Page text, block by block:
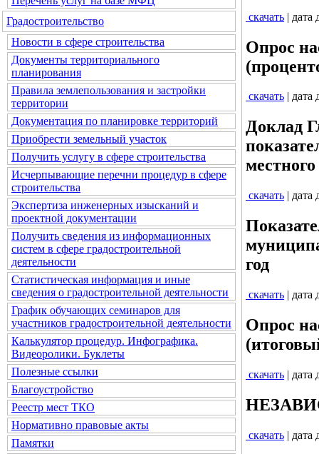
Градостроительство
Новости в сфере строительства
Документы территориального
планирования
Правила землепользования и застройки
территории
Документация по планировке территорий
Приобрести земельный участок
Получить услугу в сфере строительства
Исчерпывающие перечни процедур в сфере
строительства
Экспертиза инженерных изысканий и
проектной документации
Получить сведения из информационных
систем в сфере градостроительной
деятельности
Статистическая информация и иные
сведения о градостроительной деятельности
График обучающих семинаров для
участников градостроительной деятельности
Калькулятор процедур. Инфографика.
Видеоролики. Буклеты
Полезные ссылки
Благоустройство
Реестр мест ТКО
Нормативно правовые акты
Памятки
скачать | дата
Опрос
скачать | дата
Доклад
скачать | дата
год
скачать | дата
Опрос
скачать | дата
скачать | дата